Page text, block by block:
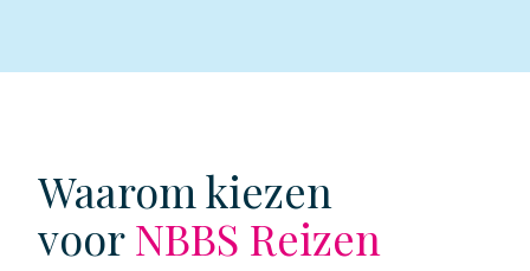
Waarom kiezen
voorNBBS Reizen